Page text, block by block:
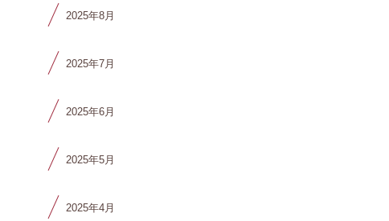
2025年8月
2025年7月
2025年6月
2025年5月
2025年4月